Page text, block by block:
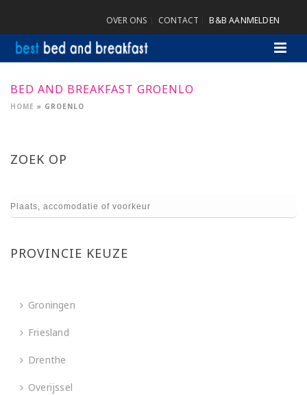
OVER ONS CONTACT B&B AANMELDEN
BED AND BREAKFAST GROENLO
HOME » GROENLO
ZOEK OP
PROVINCIE KEUZE
Groningen
Friesland
Drenthe
Overijssel